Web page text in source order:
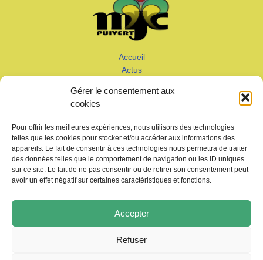
Gérer le consentement aux
cookies
Pour offrir les meilleures expériences, nous utilisons des technologies
telles que les cookies pour stocker et/ou accéder aux informations des
appareils. Le fait de consentir à ces technologies nous permettra de traiter
des données telles que le comportement de navigation ou les ID uniques
sur ce site. Le fait de ne pas consentir ou de retirer son consentement peut
avoir un effet négatif sur certaines caractéristiques et fonctions.
Accepter
Refuser
Accueil
Actus
Adhérer
Galeries – Vidéos